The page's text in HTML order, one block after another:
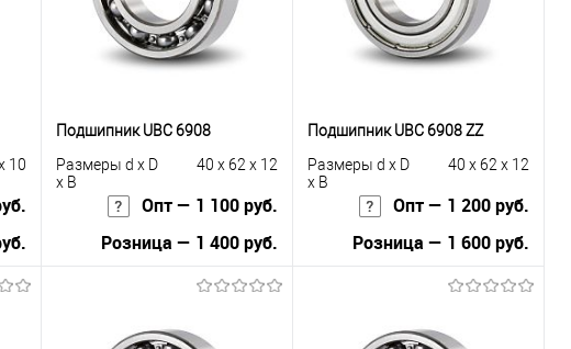
10
Подшипник UBC 6908
Размеры d x D
x B
40 x 62 x 12
Опт — 1 100 руб.
Розница — 1 400 руб.
Подшипник UBC 6908 ZZ
Размеры d x D
x B
40 x 62 x 12
Опт — 1 200 руб.
Розница — 1 600 руб.